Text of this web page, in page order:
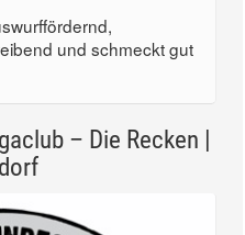
und schmeckt gut
– Die Recken |